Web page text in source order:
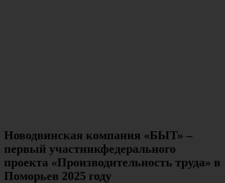
Новодвинская компания «БЫТ» –
первый участникфедерального
проекта «Производительность труда» в
Поморьев 2025 году